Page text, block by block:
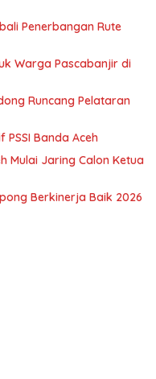
Penerbangan Rute
Warga Pascabanjir di
Runcang Pelataran
Banda Aceh
Mulai Jaring Calon Ketua
Berkinerja Baik 2026